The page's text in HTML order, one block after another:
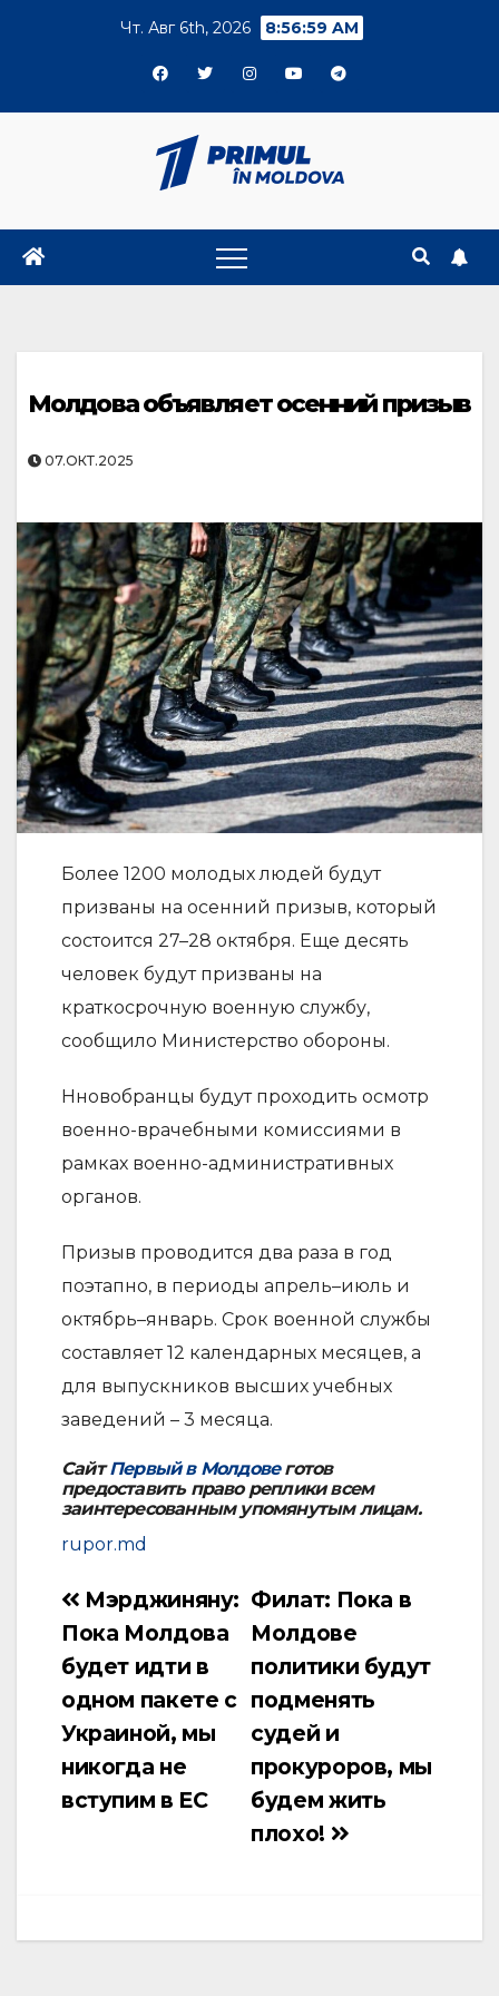
Чт. Авг 6th, 2026 8:57:00 AM
Молдова объявляет осенний призыв
07.ОКТ.2025
Более 1200 молодых людей будут
призваны на осенний призыв, который
состоится 27–28 октября. Еще десять
человек будут призваны на
краткосрочную военную службу,
сообщило Министерство обороны.
Нновобранцы будут проходить осмотр
военно-врачебными комиссиями в
рамках военно-административных
органов.
Призыв проводится два раза в год
поэтапно, в периоды апрель–июль и
октябрь–январь. Срок военной службы
составляет 12 календарных месяцев, а
для выпускников высших учебных
заведений – 3 месяца.
СайтПервый в Молдовеготов
предоставить право реплики всем
заинтересованным упомянутым лицам.
rupor.md
Навигация
по
Филат: Пока в
Молдове
политики будут
подменять
судей и
прокуроров, мы
будем жить
плохо!
Мэрджиняну:
Пока Молдова
будет идти в
одном пакете с
Украиной, мы
никогда не
вступим в ЕС